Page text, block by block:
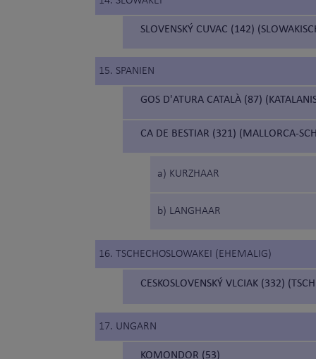
SLOVENSKÝ CUVAC (142)
15. SPANIEN
GOS D'ATURA CATALÀ (87)
CA DE BESTIAR (321) (MALLORCA-
a) KURZHAAR
b) LANGHAAR
16. TSCHECHOSLOWAKEI (EHEMALIG)
CESKOSLOVENSKÝ VLCIAK (332)
17. UNGARN
KOMONDOR (53)